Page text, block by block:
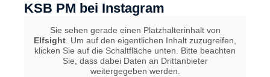
KSB PM bei Instagram
Sie sehen gerade einen Platzhalterinhalt von
Elfsight . Um auf den eigentlichen Inhalt zuzugreifen,
klicken Sie auf die Schaltfläche unten. Bitte beachten
Sie, dass dabei Daten an Drittanbieter
weitergegeben werden.